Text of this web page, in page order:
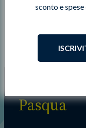
Pasqua
sconto e